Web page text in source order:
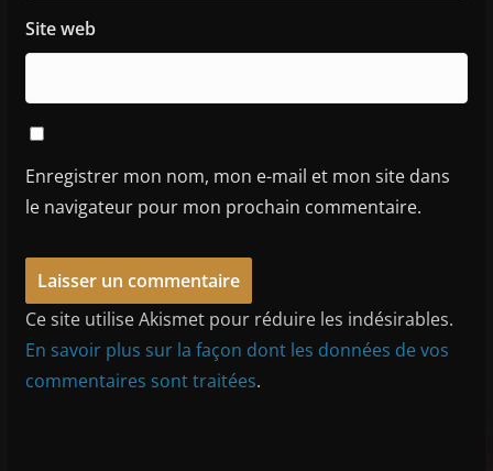
Site web
Enregistrer mon nom, mon e-mail et mon site dans
le navigateur pour mon prochain commentaire.
Ce site utilise Akismet pour réduire les indésirables.
En savoir plus sur la façon dont les données de vos
commentaires sont traitées.